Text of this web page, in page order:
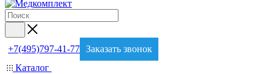
+7(495)797-41-77 Заказать звонок
Каталог